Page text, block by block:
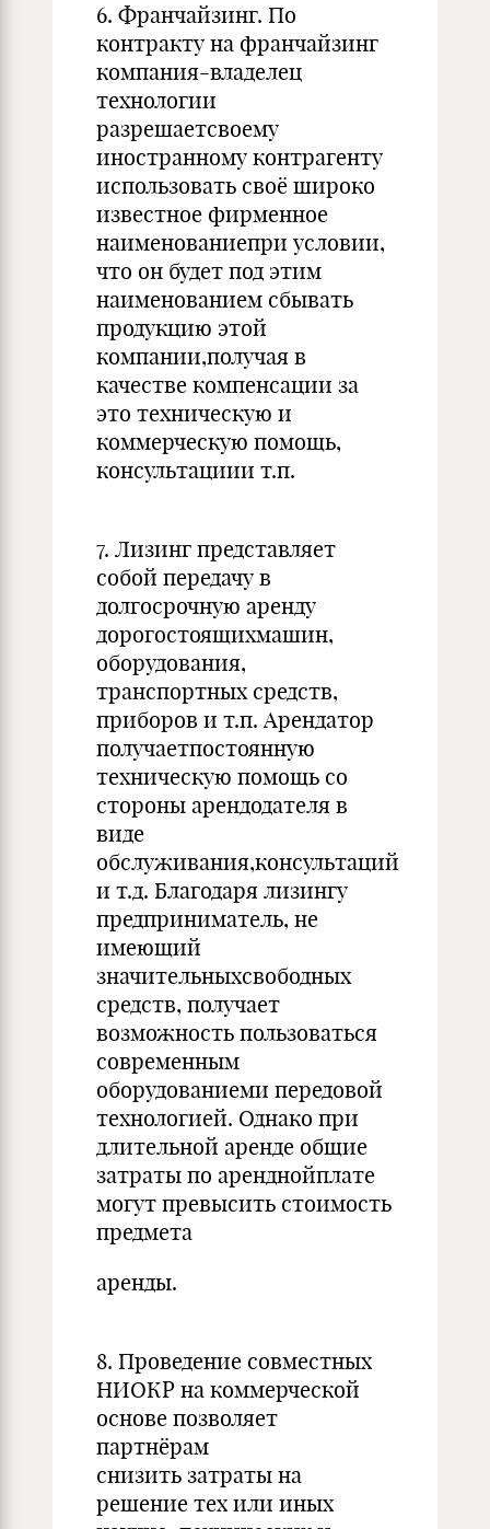
6. Франчайзинг. По
контракту на франчайзинг
компания-владелец
технологии
разрешаетсвоему
иностранному контрагенту
использовать своё широко
известное фирменное
наименованиепри условии,
что он будет под этим
наименованием сбывать
продукцию этой
компании,получая в
качестве компенсации за
это техническую и
коммерческую помощь,
консультациии т.п.
7. Лизинг представляет
собой передачу в
долгосрочную аренду
дорогостоящихмашин,
оборудования,
транспортных средств,
приборов и т.п. Арендатор
получаетпостоянную
техническую помощь со
стороны арендодателя в
виде
обслуживания,консультаций
и т.д. Благодаря лизингу
предприниматель, не
имеющий
значительныхсвободных
средств, получает
возможность пользоваться
современным
оборудованиеми передовой
технологией. Однако при
длительной аренде общие
затраты по аренднойплате
могут превысить стоимость
предмета
аренды.
8. Проведение совместных
НИОКР на коммерческой
основе позволяет
партнёрам
снизить затраты на
решение тех или иных